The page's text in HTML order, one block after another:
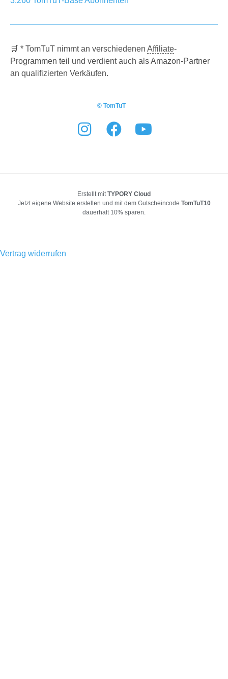
🛒 * TomTuT nimmt an verschiedenen Affiliate-
Programmen teil und verdient auch als Amazon-Partner
an qualifizierten Verkäufen.
© TomTuT
Erstellt mit TYPORY Cloud
Jetzt eigene Website erstellen und mit dem Gutscheincode TomTuT10
dauerhaft 10% sparen.
Vertrag widerrufen